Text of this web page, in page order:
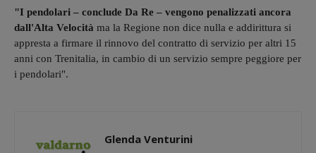
"I pendolari – conclude Da Re – vengono penalizzati ancora
dall'Alta Velocità ma la Regione non dice nulla e addirittura si
appresta a firmare il rinnovo del contratto di servizio per altri 15
anni con Trenitalia, in cambio di un servizio sempre peggiore per
i pendolari".
Glenda Venturini